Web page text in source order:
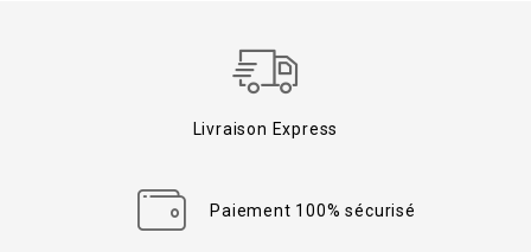
Livraison Express
Paiement 100% sécurisé